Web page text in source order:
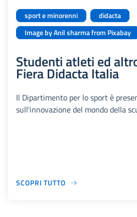
sport e minorenni
didacta
Image by Anil sharma from Pixabay
Studenti atleti ed
Fiera Didacta Italia
Il Dipartimento per lo sport è
sull'innovazione del mondo della
SCOPRI TUTTO